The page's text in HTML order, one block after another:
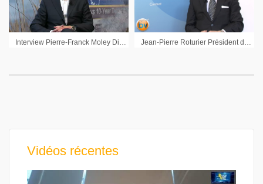
Vidéos récentes